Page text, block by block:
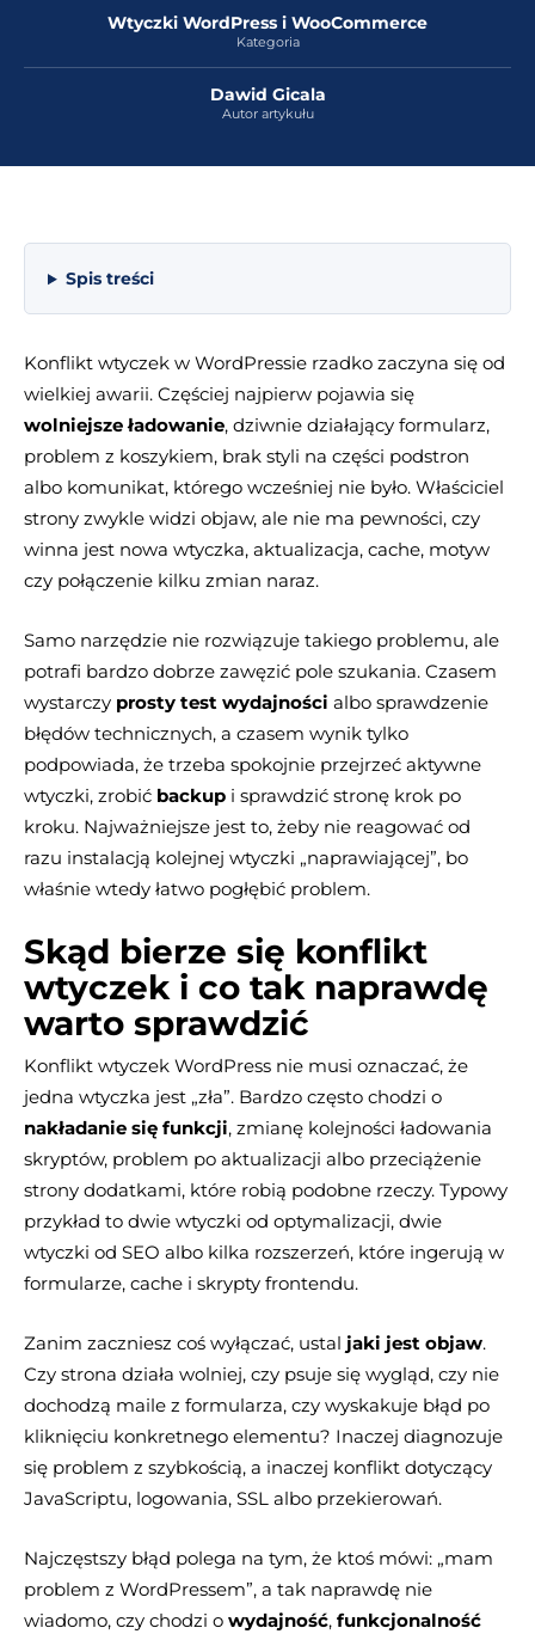
Wtyczki WordPress i WooCommerce
Kategoria
Dawid Gicala
Autor artykułu
Spis treści
Konflikt wtyczek w WordPressie rzadko zaczyna się od
wielkiej awarii. Częściej najpierw pojawia się
wolniejsze ładowanie, dziwnie działający formularz,
problem z koszykiem, brak styli na części podstron
albo komunikat, którego wcześniej nie było. Właściciel
strony zwykle widzi objaw, ale nie ma pewności, czy
winna jest nowa wtyczka, aktualizacja, cache, motyw
czy połączenie kilku zmian naraz.
Samo narzędzie nie rozwiązuje takiego problemu, ale
potrafi bardzo dobrze zawęzić pole szukania. Czasem
wystarczy prosty test wydajności albo sprawdzenie
błędów technicznych, a czasem wynik tylko
podpowiada, że trzeba spokojnie przejrzeć aktywne
wtyczki, zrobić backup i sprawdzić stronę krok po
kroku. Najważniejsze jest to, żeby nie reagować od
razu instalacją kolejnej wtyczki „naprawiającej”, bo
właśnie wtedy łatwo pogłębić problem.
Skąd bierze się konflikt
wtyczek i co tak naprawdę
warto sprawdzić
Konflikt wtyczek WordPress nie musi oznaczać, że
jedna wtyczka jest „zła”. Bardzo często chodzi o
nakładanie się funkcji, zmianę kolejności ładowania
skryptów, problem po aktualizacji albo przeciążenie
strony dodatkami, które robią podobne rzeczy. Typowy
przykład to dwie wtyczki od optymalizacji, dwie
wtyczki od SEO albo kilka rozszerzeń, które ingerują w
formularze, cache i skrypty frontendu.
Zanim zaczniesz coś wyłączać, ustal jaki jest objaw.
Czy strona działa wolniej, czy psuje się wygląd, czy nie
dochodzą maile z formularza, czy wyskakuje błąd po
kliknięciu konkretnego elementu? Inaczej diagnozuje
się problem z szybkością, a inaczej konflikt dotyczący
JavaScriptu, logowania, SSL albo przekierowań.
Najczęstszy błąd polega na tym, że ktoś mówi: „mam
problem z WordPressem”, a tak naprawdę nie
wiadomo, czy chodzi o wydajność, funkcjonalność